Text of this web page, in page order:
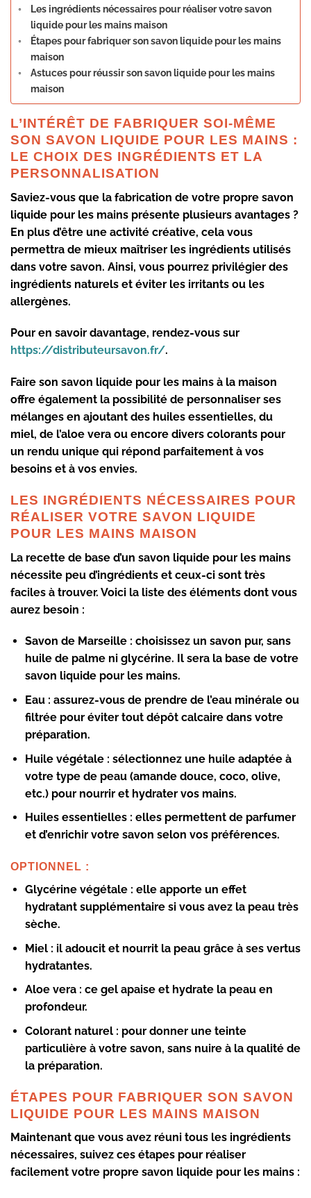
Les ingrédients nécessaires pour réaliser votre savon
liquide pour les mains maison
Étapes pour fabriquer son savon liquide pour les mains
maison
Astuces pour réussir son savon liquide pour les mains
maison
L’INTÉRÊT DE FABRIQUER SOI-MÊME
SON SAVON LIQUIDE POUR LES MAINS :
LE CHOIX DES INGRÉDIENTS ET LA
PERSONNALISATION
Saviez-vous que la fabrication de votre propre savon
liquide pour les mains présente plusieurs avantages ?
En plus d’être une activité créative, cela vous
permettra de mieux maîtriser les ingrédients utilisés
dans votre savon. Ainsi, vous pourrez privilégier des
ingrédients naturels et éviter les irritants ou les
allergènes.
Pour en savoir davantage, rendez-vous sur
https://distributeursavon.fr/.
Faire son savon liquide pour les mains à la maison
offre également la possibilité de personnaliser ses
mélanges en ajoutant des huiles essentielles, du
miel, de l’aloe vera ou encore divers colorants pour
un rendu unique qui répond parfaitement à vos
besoins et à vos envies.
LES INGRÉDIENTS NÉCESSAIRES POUR
RÉALISER VOTRE SAVON LIQUIDE
POUR LES MAINS MAISON
La recette de base d’un savon liquide pour les mains
nécessite peu d’ingrédients et ceux-ci sont très
faciles à trouver. Voici la liste des éléments dont vous
aurez besoin :
Savon de Marseille : choisissez un savon pur, sans
huile de palme ni glycérine. Il sera la base de votre
savon liquide pour les mains.
Eau : assurez-vous de prendre de l’eau minérale ou
filtrée pour éviter tout dépôt calcaire dans votre
préparation.
Huile végétale : sélectionnez une huile adaptée à
votre type de peau (amande douce, coco, olive,
etc.) pour nourrir et hydrater vos mains.
Huiles essentielles : elles permettent de parfumer
et d’enrichir votre savon selon vos préférences.
OPTIONNEL :
Glycérine végétale : elle apporte un effet
hydratant supplémentaire si vous avez la peau très
sèche.
Miel : il adoucit et nourrit la peau grâce à ses vertus
hydratantes.
Aloe vera : ce gel apaise et hydrate la peau en
profondeur.
Colorant naturel : pour donner une teinte
particulière à votre savon, sans nuire à la qualité de
la préparation.
ÉTAPES POUR FABRIQUER SON SAVON
LIQUIDE POUR LES MAINS MAISON
Maintenant que vous avez réuni tous les ingrédients
nécessaires, suivez ces étapes pour réaliser
facilement votre propre savon liquide pour les mains :